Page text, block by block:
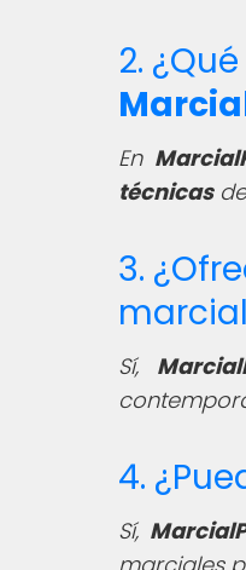
2.
En
técnicasde
3.
Sí,
4.
Sí,